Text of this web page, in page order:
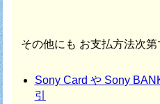
その他にも お支払方法次第
Sony Card や Sony
引